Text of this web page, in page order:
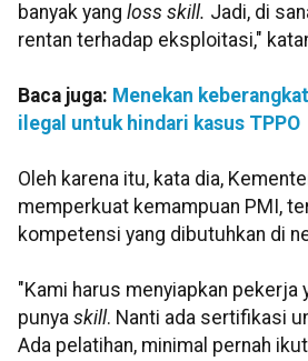
banyak yang loss skill. Jadi, di
rentan terhadap eksploitasi,"
Baca juga: Menekan
ilegal untuk hindari kasus TPPO
Oleh karena itu, kata dia,
memperkuat kemampuan PMI,
kompetensi yang dibutuhkan di
"Kami harus menyiapkan pekerja
punya skill. Nanti ada sertifikasi
Ada pelatihan, minimal pernah ikut